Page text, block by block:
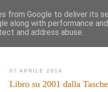
AK
Novità Mappa del sito
Vita
07 APRILE 2014
Libro su 2001 dalla
from Google to deliver its
along with performance
and address abuse.